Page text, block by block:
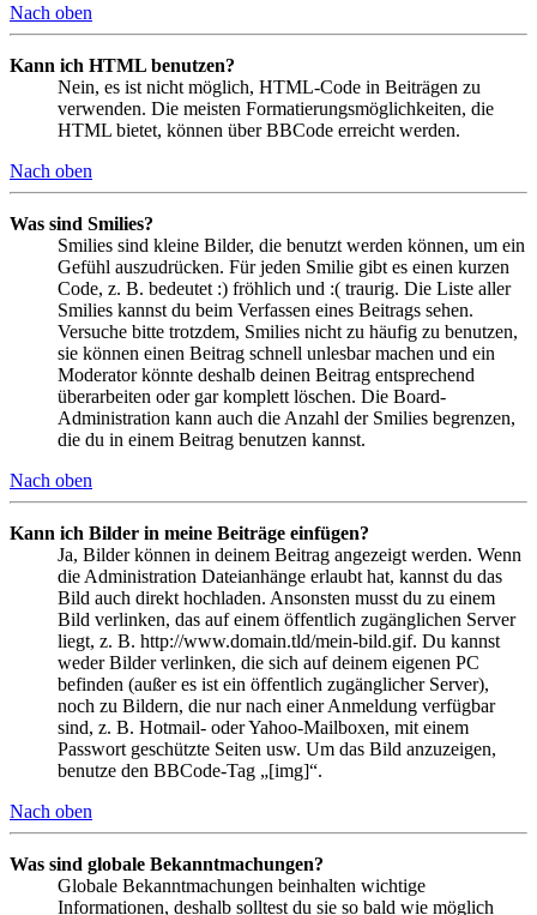
Nach oben
Kann ich HTML benutzen?
Nein, es ist nicht möglich, HTML-Code in Beiträgen zu
verwenden. Die meisten Formatierungsmöglichkeiten, die
HTML bietet, können über BBCode erreicht werden.
Nach oben
Was sind Smilies?
Smilies sind kleine Bilder, die benutzt werden können, um ein
Gefühl auszudrücken. Für jeden Smilie gibt es einen kurzen
Code, z. B. bedeutet :) fröhlich und :( traurig. Die Liste aller
Smilies kannst du beim Verfassen eines Beitrags sehen.
Versuche bitte trotzdem, Smilies nicht zu häufig zu benutzen,
sie können einen Beitrag schnell unlesbar machen und ein
Moderator könnte deshalb deinen Beitrag entsprechend
überarbeiten oder gar komplett löschen. Die Board-
Administration kann auch die Anzahl der Smilies begrenzen,
die du in einem Beitrag benutzen kannst.
Nach oben
Kann ich Bilder in meine Beiträge einfügen?
Ja, Bilder können in deinem Beitrag angezeigt werden. Wenn
die Administration Dateianhänge erlaubt hat, kannst du das
Bild auch direkt hochladen. Ansonsten musst du zu einem
Bild verlinken, das auf einem öffentlich zugänglichen Server
liegt, z. B. http://www.domain.tld/mein-bild.gif. Du kannst
weder Bilder verlinken, die sich auf deinem eigenen PC
befinden (außer es ist ein öffentlich zugänglicher Server),
noch zu Bildern, die nur nach einer Anmeldung verfügbar
sind, z. B. Hotmail- oder Yahoo-Mailboxen, mit einem
Passwort geschützte Seiten usw. Um das Bild anzuzeigen,
benutze den BBCode-Tag „[img]“.
Nach oben
Was sind globale Bekanntmachungen?
Globale Bekanntmachungen beinhalten wichtige
Informationen, deshalb solltest du sie so bald wie möglich